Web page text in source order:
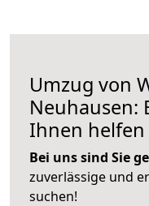
Umzug von
Neuhausen:
Ihnen
Bei uns sind Sie
zuverlässige und
suchen!